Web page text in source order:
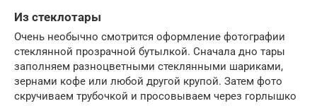
Из стеклотары
Очень необычно смотрится оформление фотографии
стеклянной прозрачной бутылкой. Сначала дно тары
заполняем разноцветными стеклянными шариками,
зернами кофе или любой другой крупой. Затем фото
скручиваем трубочкой и просовываем через горлышко